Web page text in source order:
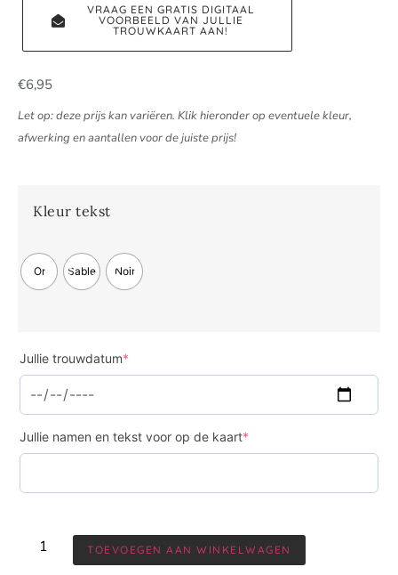
VRAAG EEN GRATIS DIGITAAL
VOORBEELD VAN JULLIE
TROUWKAART AAN!
€6,95
Let op: deze prijs kan variëren. Klik hieronder op eventuele kleur,
afwerking en aantallen voor de juiste prijs!
Kleur tekst
Or Sable Noir
Jullie trouwdatum*
Jullie namen en tekst voor op de kaart*
TOEVOEGEN AAN WINKELWAGEN